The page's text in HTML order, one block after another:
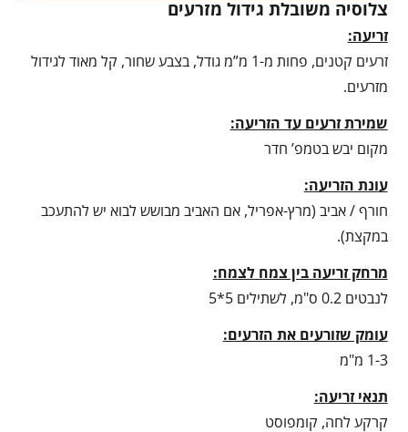
צלוסיה משובלת גידול מזרעים
זריעה:
זרעים קטנים, פחות מ-1 מ”מ גודל, בצבע שחור, קל מאוד לגידול
מזרעים.
שמירת זרעים עד הזריעה:
מקום יבש בטמפ’ חדר
עונת הזריעה:
חורף / אביב (מרץ-אפריל, אם האביב מבושש לבוא יש להתעכב
במקצת).
מרחק זריעה בין צמח לצמח:
לנבטים 0.2 ס"מ, לשתילים 5*5
עומק שזורעים את הזרעים:
1-3 מ"מ
תנאי זריעה:
קרקע לחה, קומפוסט